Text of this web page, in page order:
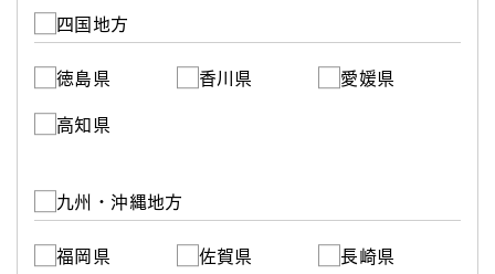
四国地方
徳島県 香川県 愛媛県
高知県
九州・沖縄地方
福岡県 佐賀県 長崎県